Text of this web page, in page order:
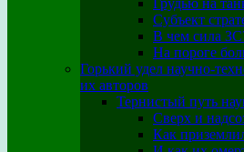
Грудью на
Субъект
В чем сила
На пороге
Горький удел научно-
их авторов
Тернистый путь
Сверх и
Как